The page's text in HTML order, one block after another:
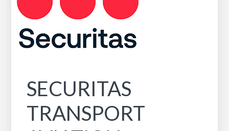
SECURITAS
TRANSPORT